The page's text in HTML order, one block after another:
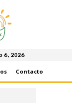
6, 2026
Contacto